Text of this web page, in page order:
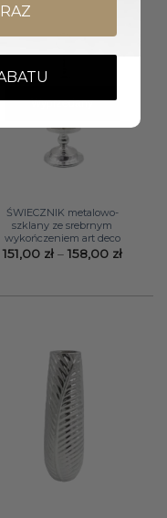
Wyprzedany
ŚWIECZNIK metalowo-
szklany ze srebrnym
wykończeniem art deco
151,00 zł – 158,00 złZakres
do